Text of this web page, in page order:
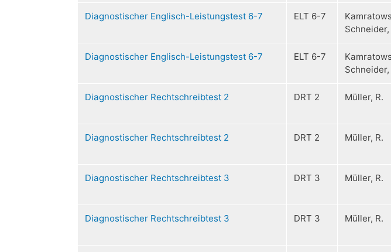
Diagnostischer Englisch-Leistungstest 6-7 ELT 6-7
Schneider,
Diagnostischer Englisch-Leistungstest 6-7 ELT 6-7
Schneider,
Diagnostischer Rechtschreibtest 2 DRT 2 Müller, R.
Diagnostischer Rechtschreibtest 2 DRT 2 Müller, R.
Diagnostischer Rechtschreibtest 3 DRT 3 Müller, R.
Diagnostischer Rechtschreibtest 3 DRT 3 Müller, R.